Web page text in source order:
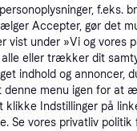
f.eks.
Accepter, gør det
vist under »Vi og vores
eller trækker dit
indhold og annoncer,
menu igen for at
Indstillinger på
Se vores privatliv